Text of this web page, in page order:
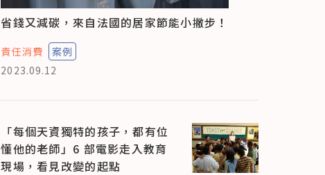
省錢又減碳，來自法國的居家節能小撇步！
責任消費
案例
2023.09.12
「每個天資獨特的孩子，都有位
懂他的老師」6 部電影走入教育
現場，看見改變的起點